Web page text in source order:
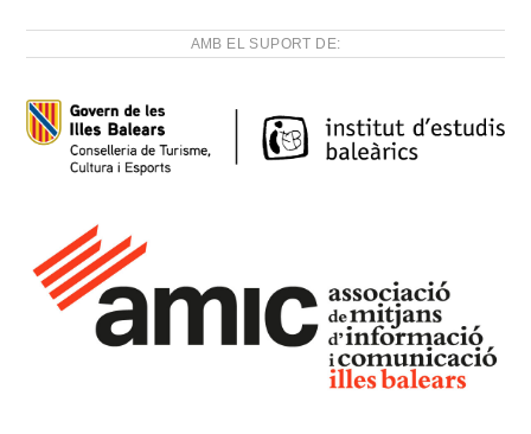
AMB EL SUPORT DE: